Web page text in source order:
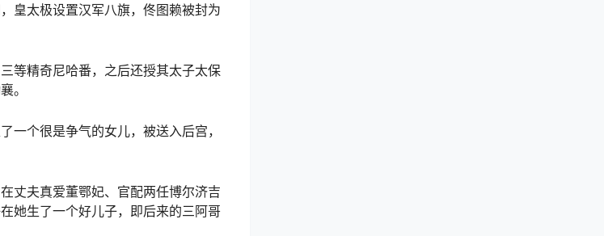
皇太极设置汉军八旗，佟图赖被封为
等精奇尼哈番，之后还授其太子太保
。
一个很是争气的女儿，被送入后宫，
丈夫真爱董鄂妃、官配两任博尔济吉
她生了一个好儿子，即后来的三阿哥